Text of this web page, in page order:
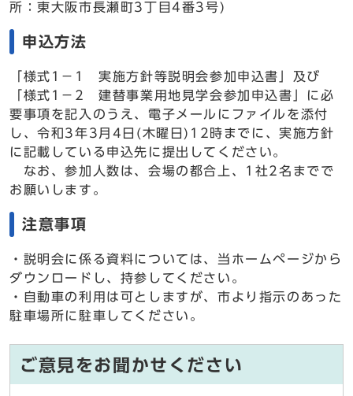
所：東大阪市長瀬町3丁目4番3号)
申込方法
「様式1－1 実施方針等説明会参加申込書」及び
「様式1－2 建替事業用地見学会参加申込書」に必
要事項を記入のうえ、電子メールにファイルを添付
し、令和3年3月4日(木曜日)12時までに、実施方針
に記載している申込先に提出してください。
なお、参加人数は、会場の都合上、1社2名までで
お願いします。
注意事項
・説明会に係る資料については、当ホームページから
ダウンロードし、持参してください。
・自動車の利用は可としますが、市より指示のあった
駐車場所に駐車してください。
ご意見をお聞かせください